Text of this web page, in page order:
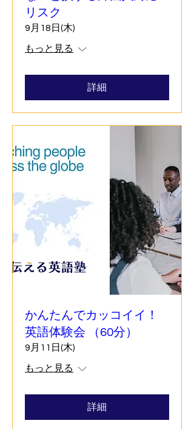
リスク
9月18日(木)
もっと見る
詳細
かんたんでカッコイイ！
英語体験会 （60分）
9月11日(木)
もっと見る
詳細